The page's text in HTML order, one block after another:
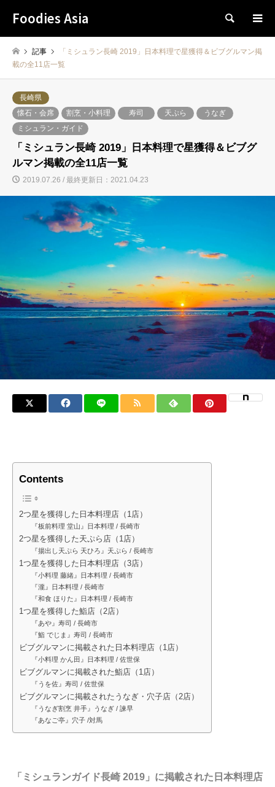
Foodies Asia 検索
記事
「ミシュラン長崎 2019」日本料理で星獲得＆ビブグルマン掲
載の全11店一覧
長崎県
懐石・会席
割烹・小料理 寿司 天ぷら
うなぎ
ミシュラン・ガイド
「ミシュラン長崎 2019」日本料理で星獲得＆ビブグ
ルマン掲載の全11店一覧
2019.07.26 / 最終更新日：2021.04.23
Contents
2つ星を獲得した日本料理店（1店）
『板前料理 堂山』日本料理 / 長崎市
2つ星を獲得した天ぷら店（1店）
『揚出し天ぷら 天ひろ』天ぷら / 長崎市
1つ星を獲得した日本料理店（3店）
『小料理 藤緒』日本料理 / 長崎市
『瀧』日本料理 / 長崎市
『和食 ほりた』日本料理 / 長崎市
1つ星を獲得した鮨店（2店）
『あや』寿司 / 長崎市
『鮨 でじま』寿司 / 長崎市
ビブグルマンに掲載された日本料理店（1店）
『小料理 かん田』日本料理 / 佐世保
ビブグルマンに掲載された鮨店（1店）
『うを佐』寿司 / 佐世保
ビブグルマンに掲載されたうなぎ・穴子店（2店）
『うなぎ割烹 井手』うなぎ / 諫早
『あなご亭』穴子 /対馬
「ミシュランガイド長崎 2019」に掲載された日本料理店